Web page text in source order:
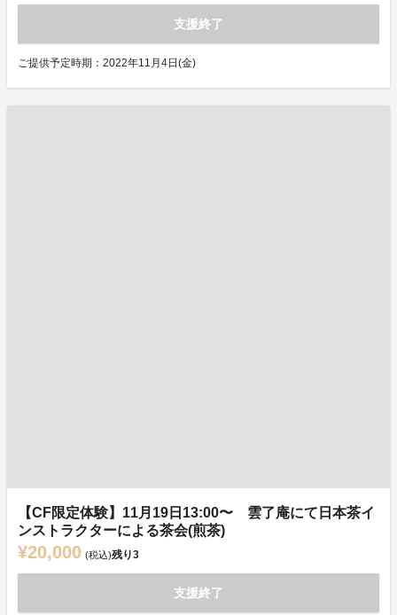
支援終了
ご提供予定時期：2022年11月4日(金)
【CF限定体験】11月19日13:00〜 雲了庵にて日本茶イ
ンストラクターによる茶会(煎茶)
¥20,000 (税込)残り3
支援終了